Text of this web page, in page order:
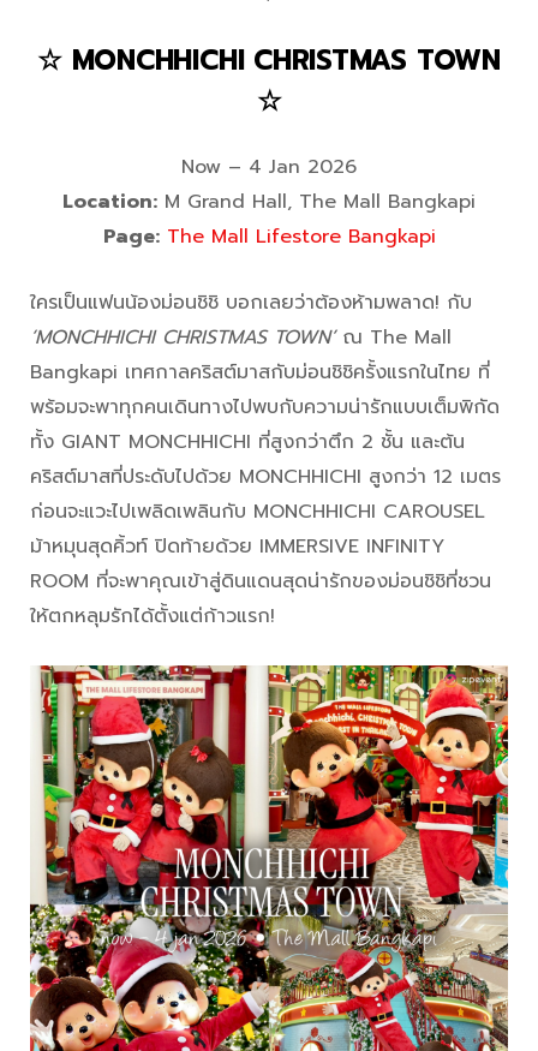
☆ MONCHHICHI CHRISTMAS TOWN
☆
Now – 4 Jan 2026
Location: M Grand Hall, The Mall Bangkapi
Page: The Mall Lifestore Bangkapi
ใครเป็นแฟนน้องม่อนชิชิ บอกเลยว่าต้องห้ามพลาด! กับ
‘MONCHHICHI CHRISTMAS TOWN’ ณ The Mall
Bangkapi เทศกาลคริสต์มาสกับม่อนชิชิครั้งแรกในไทย ที่
พร้อมจะพาทุกคนเดินทางไปพบกับความน่ารักแบบเต็มพิกัด
ทั้ง GIANT MONCHHICHI ที่สูงกว่าตึก 2 ชั้น และต้น
คริสต์มาสที่ประดับไปด้วย MONCHHICHI สูงกว่า 12 เมตร
ก่อนจะแวะไปเพลิดเพลินกับ MONCHHICHI CAROUSEL
ม้าหมุนสุดคิ้วท์ ปิดท้ายด้วย IMMERSIVE INFINITY
ROOM ที่จะพาคุณเข้าสู่ดินแดนสุดน่ารักของม่อนชิชิที่ชวน
ให้ตกหลุมรักได้ตั้งแต่ก้าวแรก!